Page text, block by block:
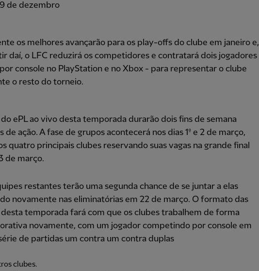
de dezembro
os melhores avançarão para os play-offs do clube em janeiro e,
daí, o LFC reduzirá os competidores e contratará dois jogadores
console no PlayStation e no Xbox - para representar o clube
o resto do torneio.
ePL ao vivo desta temporada durarão dois fins de semana
de ação. A fase de grupos acontecerá nos dias 1º e 2 de março,
quatro principais clubes reservando suas vagas na grande final
de março.
restantes terão uma segunda chance de se juntar a elas
novamente nas eliminatórias em 22 de março. O formato das
desta temporada fará com que os clubes trabalhem de forma
novamente, com um jogador competindo por console em
de partidas um contra um contra duplas
clubes.